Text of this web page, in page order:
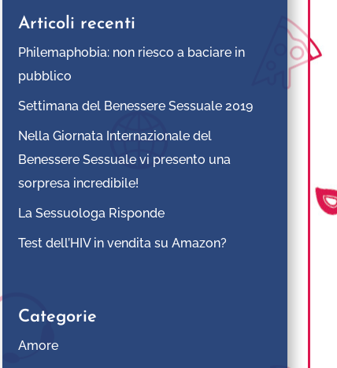
Articoli recenti
Philemaphobia: non riesco a baciare in
pubblico
Settimana del Benessere Sessuale 2019
Nella Giornata Internazionale del
Benessere Sessuale vi presento una
sorpresa incredibile!
La Sessuologa Risponde
Test dell’HIV in vendita su Amazon?
Categorie
Amore